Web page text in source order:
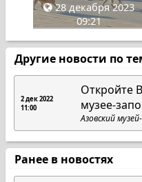
28 декабря 2023
09:21
Другие новости по
2 дек 2022
11:00
Откройте
музее-
Азовский
Ранее в новостях